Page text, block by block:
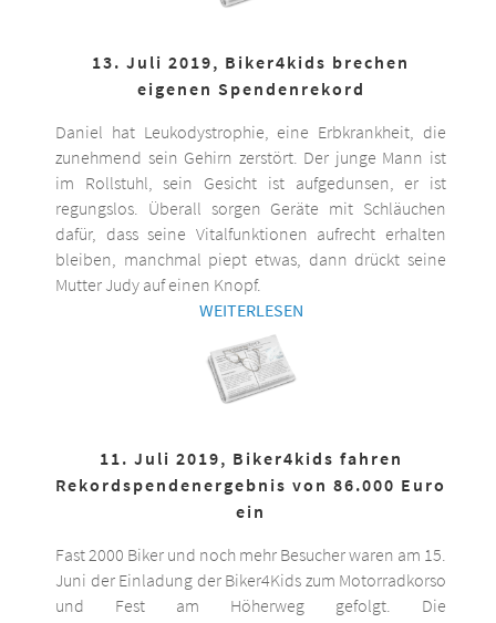
13. Juli 2019, Biker4kids brechen
eigenen Spendenrekord
Daniel hat Leukodystrophie, eine Erbkrankheit, die
zunehmend sein Gehirn zerstört. Der junge Mann ist
im Rollstuhl, sein Gesicht ist aufgedunsen, er ist
regungslos. Überall sorgen Geräte mit Schläuchen
dafür, dass seine Vitalfunktionen aufrecht erhalten
bleiben, manchmal piept etwas, dann drückt seine
Mutter Judy auf einen Knopf.
WEITERLESEN
11. Juli 2019, Biker4kids fahren
Rekordspendenergebnis von 86.000 Euro
ein
Fast 2000 Biker und noch mehr Besucher waren am 15.
Juni der Einladung der Biker4Kids zum Motorradkorso
und Fest am Höherweg gefolgt. Die